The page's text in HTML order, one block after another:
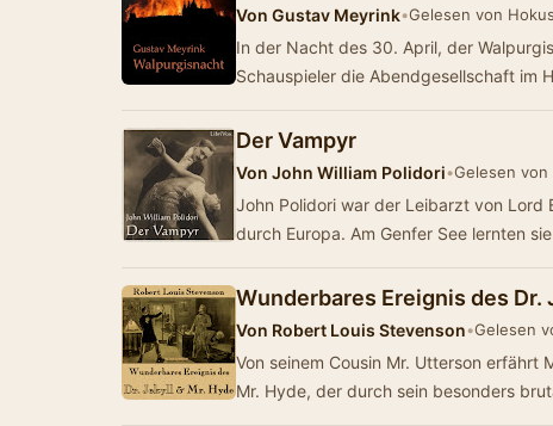
Von Gustav Meyrink•Gelesen von
In der Nacht des 30. April, der
Schauspieler die Abendgesellschaft im
Der Vampyr
Von John William Polidori•Gelesen
John Polidori war der Leibarzt von Lord
durch Europa. Am Genfer See lernten
Wunderbares Ereignis des Dr.
Von Robert Louis Stevenson•Gelesen
Von seinem Cousin Mr. Utterson erfährt
Mr. Hyde, der durch sein besonders